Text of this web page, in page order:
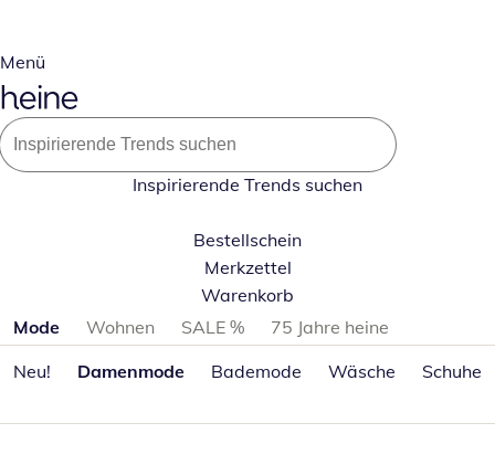
Menü
Inspirierende Trends suchen
Bestellschein
Merkzettel
Warenkorb
Produktkategorien überspringen
Mode Wohnen SALE %
75 Jahre heine
Neu!
Damenmode Bademode Wäsche Schuhe